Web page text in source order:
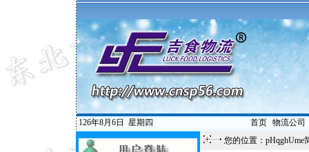
126年8月6日 星期四 首页| 物流公司
您的位置：pHqghUme